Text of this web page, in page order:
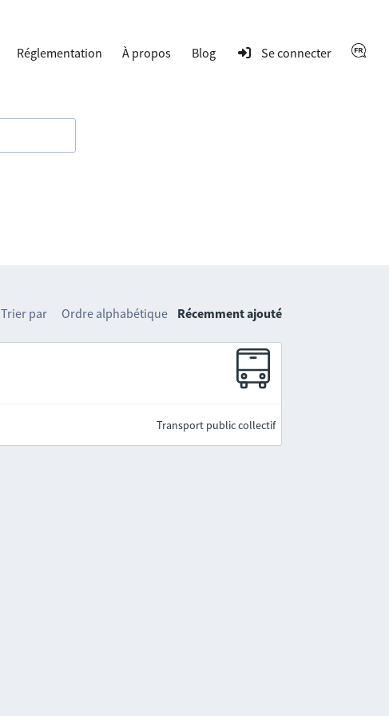
Réglementation À propos Blog Se connecter
Trier par Ordre alphabétique Récemment ajouté
Transport public collectif